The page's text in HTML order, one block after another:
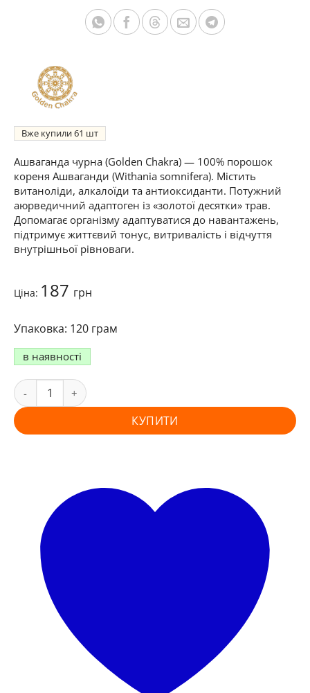
Вже купили61
Ашваганда чурна (Golden Chakra) — 100% порошок
кореня Ашваганди (Withania somnifera). Містить
витаноліди, алкалоїди та антиоксиданти. Потужний
аюрведичний адаптоген із «золотої десятки» трав.
Допомагає організму адаптуватися до навантажень,
підтримує життєвий тонус, витривалість і відчуття
внутрішньої рівноваги.
Ціна: 187 грн
120 грам
в наявності
КУПИТИ